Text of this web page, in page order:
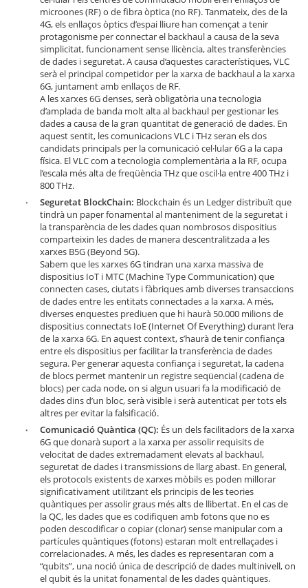
microones (RF) o de fibra òptica (no RF). Tanmateix, des de la
4G, els enllaços òptics d’espai lliure han començat a tenir
protagonisme per connectar el backhaul a causa de la seva
simplicitat, funcionament sense llicència, altes transferències
de dades i seguretat. A causa d’aquestes característiques, VLC
serà el principal competidor per la xarxa de backhaul a la xarxa
6G, juntament amb enllaços de RF.
A les xarxes 6G denses, serà obligatòria una tecnologia
d’amplada de banda molt alta al backhaul per gestionar les
dades a causa de la gran quantitat de generació de dades. En
aquest sentit, les comunicacions VLC i THz seran els dos
candidats principals per la comunicació cel·lular 6G a la capa
física. El VLC com a tecnologia complementària a la RF, ocupa
l’escala més alta de freqüència THz que oscil·la entre 400 THz i
800 THz.
Seguretat BlockChain: Blockchain és un Ledger distribuït que
tindrà un paper fonamental al manteniment de la seguretat i
la transparència de les dades quan nombrosos dispositius
comparteixin les dades de manera descentralitzada a les
xarxes B5G (Beyond 5G).
Sabem que les xarxes 6G tindran una xarxa massiva de
dispositius IoT i MTC (Machine Type Communication) que
connecten cases, ciutats i fàbriques amb diverses transaccions
de dades entre les entitats connectades a la xarxa. A més,
diverses enquestes prediuen que hi haurà 50.000 milions de
dispositius connectats IoE (Internet Of Everything) durant l’era
de la xarxa 6G. En aquest context, s’haurà de tenir confiança
entre els dispositius per facilitar la transferència de dades
segura. Per generar aquesta confiança i seguretat, la cadena
de blocs permet mantenir un registre seqüencial (cadena de
blocs) per cada node, on si algun usuari fa la modificació de
dades dins d’un bloc, serà visible i serà autenticat per tots els
altres per evitar la falsificació.
Comunicació Quàntica (QC): És un dels facilitadors de la xarxa
6G que donarà suport a la xarxa per assolir requisits de
velocitat de dades extremadament elevats al backhaul,
seguretat de dades i transmissions de llarg abast. En general,
els protocols existents de xarxes mòbils es poden millorar
significativament utilitzant els principis de les teories
quàntiques per assolir graus més alts de llibertat. En el cas de
la QC, les dades que es codifiquen amb fotons que no es
poden descodificar o copiar (clonar) sense manipular com a
partícules quàntiques (fotons) estaran molt entrellaçades i
correlacionades. A més, les dades es representaran com a
“qubits”, una noció única de descripció de dades multinivell, on
el qubit és la unitat fonamental de les dades quàntiques.